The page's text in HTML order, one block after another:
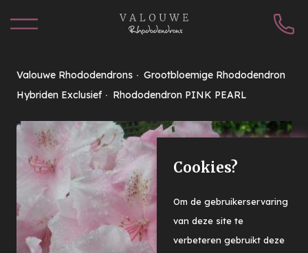
Valouwe Rhododendrons
Grootbloemige Rhododendron
Hybriden Exclusief
Rhododendron PINK PEARL
Cookies?
Om de gebruikerservaring
van deze site te
verbeteren gebruikt deze